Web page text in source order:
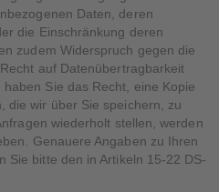
Daten, deren
die Einschränkung deren
zudem Widerspruch gegen die
auf Datenübertragbarkeit
Sie das Recht, eine Kopie
die wir über Sie speichern, zu
wiederholt stellen, werden
Genauere Angaben zu Ihren
Sie bitte den in Artikeln 15-22 DS-